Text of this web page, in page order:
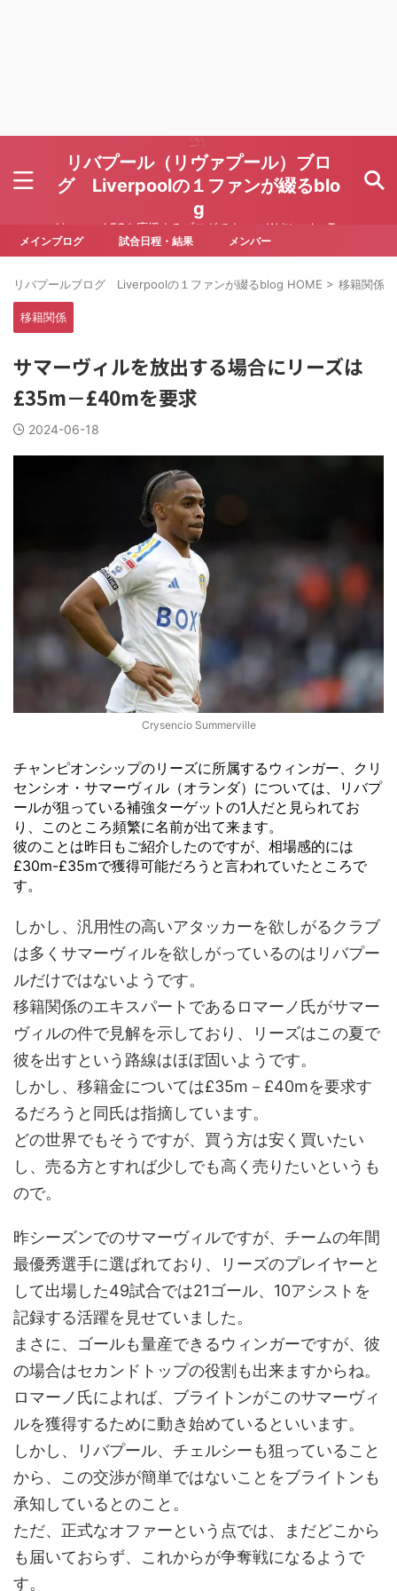
リバプール（リヴァプール）ブロ
グ Liverpoolの１ファンが綴るblo
g
Liverpool FCを応援するブログです Written by To
ru Yoda
メインブログ 試合日程・結果 メンバー
リバプールブログ Liverpoolの１ファンが綴るblog HOME > 移籍関係
移籍関係
サマーヴィルを放出する場合にリーズは
£35m－£40mを要求
2024-06-18
Crysencio Summerville
チャンピオンシップのリーズに所属するウィンガー、クリ
センシオ・サマーヴィル（オランダ）については、リバプ
ールが狙っている補強ターゲットの1人だと見られてお
り、このところ頻繁に名前が出て来ます。
彼のことは昨日もご紹介したのですが、相場感的には
£30m-£35mで獲得可能だろうと言われていたところで
す。
しかし、汎用性の高いアタッカーを欲しがるクラブ
は多くサマーヴィルを欲しがっているのはリバプー
ルだけではないようです。
移籍関係のエキスパートであるロマーノ氏がサマー
ヴィルの件で見解を示しており、リーズはこの夏で
彼を出すという路線はほぼ固いようです。
しかし、移籍金については£35m－£40mを要求す
るだろうと同氏は指摘しています。
どの世界でもそうですが、買う方は安く買いたい
し、売る方とすれば少しでも高く売りたいというも
ので。
昨シーズンでのサマーヴィルですが、チームの年間
最優秀選手に選ばれており、リーズのプレイヤーと
して出場した49試合では21ゴール、10アシストを
記録する活躍を見せていました。
まさに、ゴールも量産できるウィンガーですが、彼
の場合はセカンドトップの役割も出来ますからね。
ロマーノ氏によれば、ブライトンがこのサマーヴィ
ルを獲得するために動き始めているといいます。
しかし、リバプール、チェルシーも狙っていること
から、この交渉が簡単ではないことをブライトンも
承知しているとのこと。
ただ、正式なオファーという点では、まだどこから
も届いておらず、これからが争奪戦になるようで
す。